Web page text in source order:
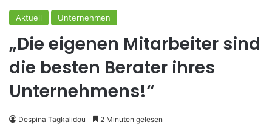
Aktuell Unternehmen
„Die eigenen Mitarbeiter sind
die besten Berater ihres
Unternehmens!“
Despina Tagkalidou 2 Minuten gelesen